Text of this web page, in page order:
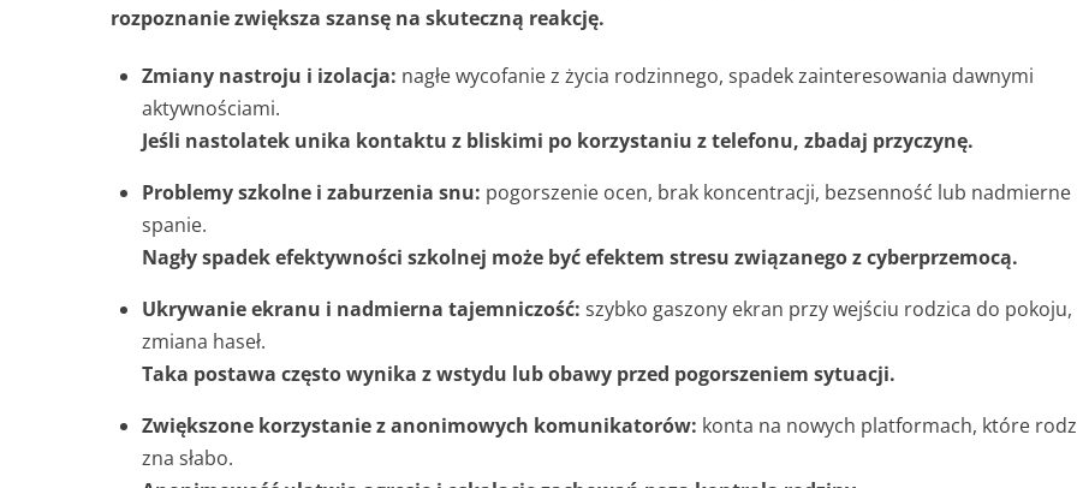
rozpoznanie zwiększa szansę na skuteczną reakcję.
Zmiany nastroju i izolacja: nagłe wycofanie z życia rodzinnego, spadek zainteresowania dawnymi
aktywnościami.
Jeśli nastolatek unika kontaktu z bliskimi po korzystaniu z telefonu, zbadaj przyczynę.
Problemy szkolne i zaburzenia snu: pogorszenie ocen, brak koncentracji, bezsenność lub nadmierne
spanie.
Nagły spadek efektywności szkolnej może być efektem stresu związanego z cyberprzemocą.
Ukrywanie ekranu i nadmierna tajemniczość: szybko gaszony ekran przy wejściu rodzica do pokoju,
zmiana haseł.
Taka postawa często wynika z wstydu lub obawy przed pogorszeniem sytuacji.
Zwiększone korzystanie z anonimowych komunikatorów: konta na nowych platformach, które
zna słabo.